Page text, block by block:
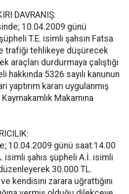
DAVRANIŞ:
10.04.2009 günü
T.E. isimli şahsın Fatsa
trafiği tehlikeye düşürecek
araçları durdurmaya çalıştığı
5326 sayılı kanunun
yaptırım kararı uygulanmış
Makamına
10.04.2009 günü saat:14.00
isimli şahıs şüpheli A.İ. isimli
30.000 TL.
kendisini zarara uğrattığını